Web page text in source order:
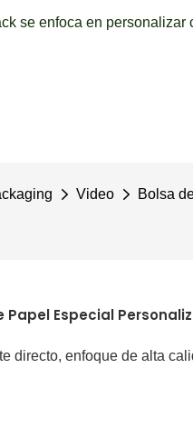
se enfoca en
Video Bolsa
Papel Especial
directo, enfoque de alta